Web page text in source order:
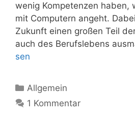
wenig Kom­pe­ten­zen haben,
mit Com­pu­tern angeht.
Zukunft einen gro­ßen Teil
auch des Berufs­le­bens
sen
Kategorien
Allgemein
1 Kommentar